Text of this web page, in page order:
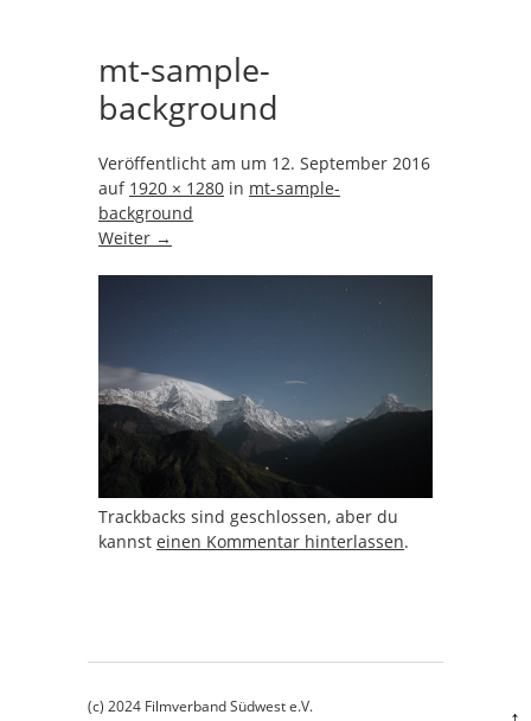
mt-sample-
background
Veröffentlicht am um 12. September 2016
auf 1920 × 1280 in mt-sample-
background
Weiter →
Trackbacks sind geschlossen, aber du
kannst einen Kommentar hinterlassen.
(c) 2024 Filmverband Südwest e.V.